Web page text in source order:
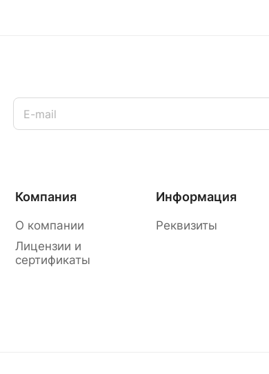
Компания
О компании
Лицензии и
сертификаты
Информация
Реквизиты